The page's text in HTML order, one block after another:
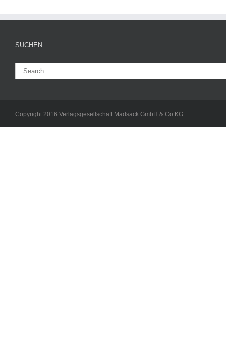
SUCHEN
Copyright 2016 Verlagsgesellschaft Madsack GmbH & Co KG